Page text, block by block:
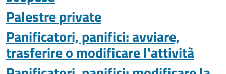
Palestre private
Panificatori, panifici: avviare,
trasferire o modificare l'attività